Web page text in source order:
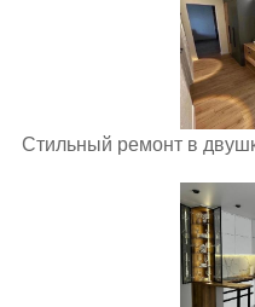
Стильный ремонт в